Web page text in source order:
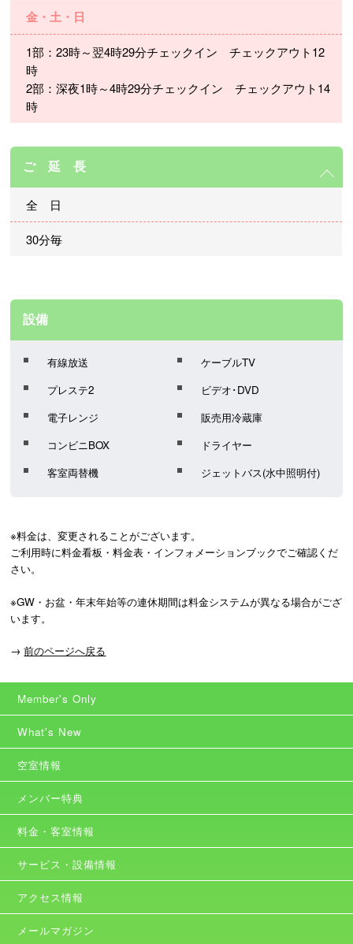
金・土・日
1部：23時～翌4時29分チェックイン チェックアウト12
時
2部：深夜1時～4時29分チェックイン チェックアウト14
時
ご 延 長
全 日
30分毎
設備
有線放送
ケーブルTV
プレステ2
ビデオ･DVD
電子レンジ
販売用冷蔵庫
コンビニBOX
ドライヤー
客室両替機
ジェットバス(水中照明付)
※料金は、変更されることがございます。
ご利用時に料金看板・料金表・インフォメーションブックでご確認くだ
さい。
※GW・お盆・年末年始等の連休期間は料金システムが異なる場合がござ
います。
→ 前のページへ戻る
Member's Only
What's New
空室情報
メンバー特典
料金・客室情報
サービス・設備情報
アクセス情報
メールマガジン